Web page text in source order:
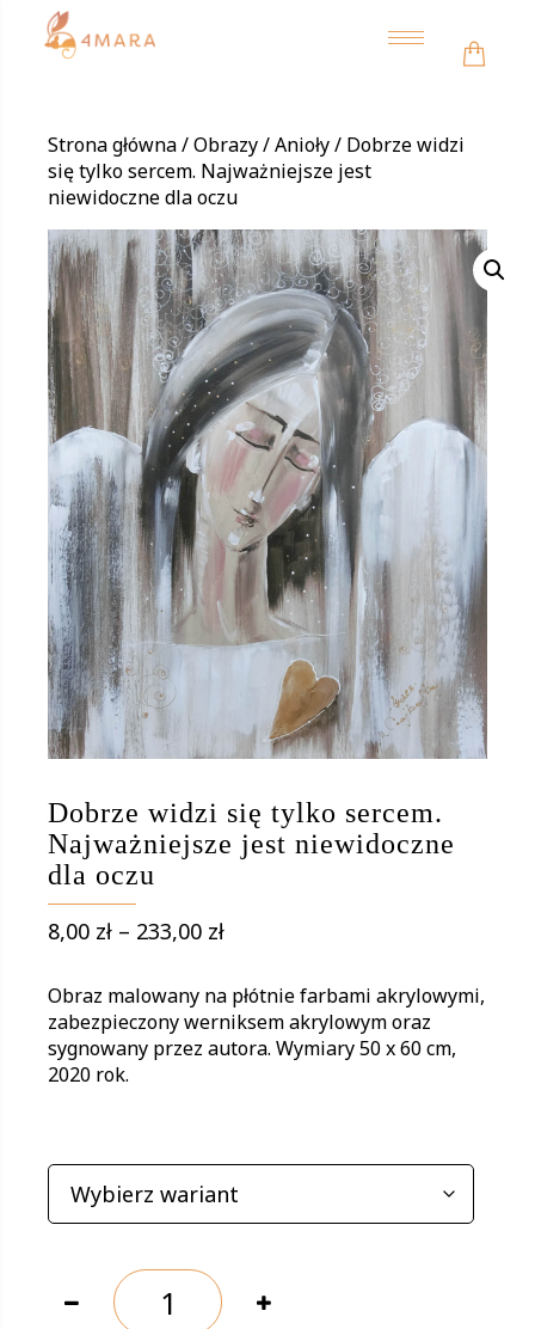
Toggle
navigation
Strona główna/Obrazy/Anioły/ Dobrze widzi
się tylko sercem. Najważniejsze jest
niewidoczne dla oczu
Dobrze widzi się tylko sercem.
Najważniejsze jest niewidoczne
dla oczu
8,00 zł – 233,00 złZakres
od
8,00 zł
do
Obraz malowany na płótnie farbami akrylowymi,
zabezpieczony werniksem akrylowym oraz
sygnowany przez autora. Wymiary 50 x 60 cm,
2020 rok.
Dobrze